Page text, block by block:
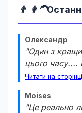
👨 👩‍🦱
Олександр
"Один з
цього часу....
Читати на
Moises
"Це реально